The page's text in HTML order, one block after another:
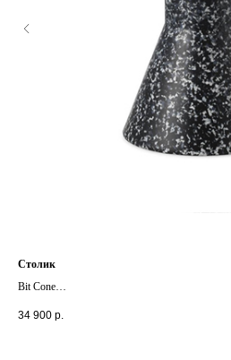
Столик
Bit Cone
34 900 р.